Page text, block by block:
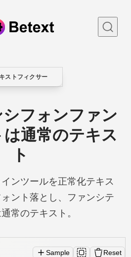
ストフィクサー
フォンファン
通常のテキス
ト
ンツールを正常化テキス
ント落とし、ファンシテ
常のテキスト。
Sample Reset